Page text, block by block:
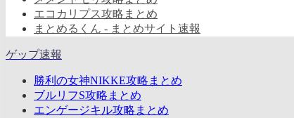
エコカリプス攻略まとめ
まとめるくん - まとめサイト速報
ゲップ速報
勝利の女神NIKKE攻略まとめ
ブルリフS攻略まとめ
エンゲージキル攻略まとめ